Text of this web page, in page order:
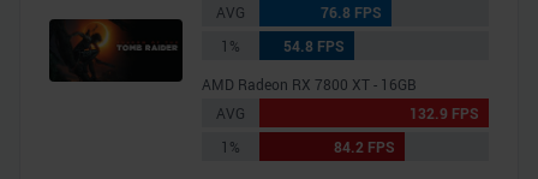
AVG
76.8 FPS
1%
54.8 FPS
AMD Radeon RX 7800 XT - 16GB
AVG
132.9 FPS
1%
84.2 FPS